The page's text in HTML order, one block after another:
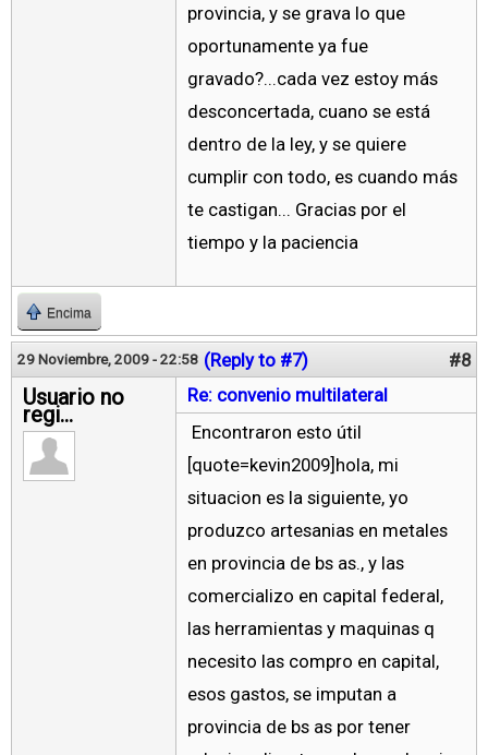
provincia, y se grava lo que
oportunamente ya fue
gravado?...cada vez estoy más
desconcertada, cuano se está
dentro de la ley, y se quiere
cumplir con todo, es cuando más
te castigan... Gracias por el
tiempo y la paciencia
Encima
29 Noviembre, 2009 - 22:58 (Reply to #7) #8
Usuario no
regi...
Re: convenio multilateral
Encontraron esto útil
[quote=kevin2009]hola, mi
situacion es la siguiente, yo
produzco artesanias en metales
en provincia de bs as., y las
comercializo en capital federal,
las herramientas y maquinas q
necesito las compro en capital,
esos gastos, se imputan a
provincia de bs as por tener